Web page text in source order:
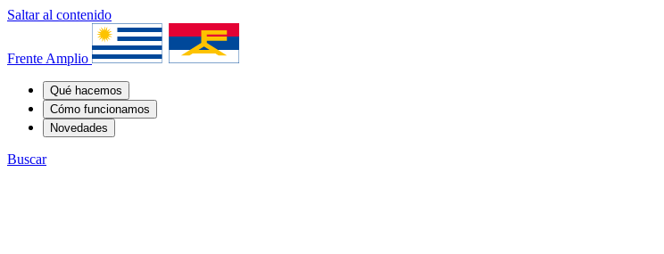
Saltar al contenido
Frente Amplio
Qué hacemos
Cómo funcionamos
Novedades
Buscar